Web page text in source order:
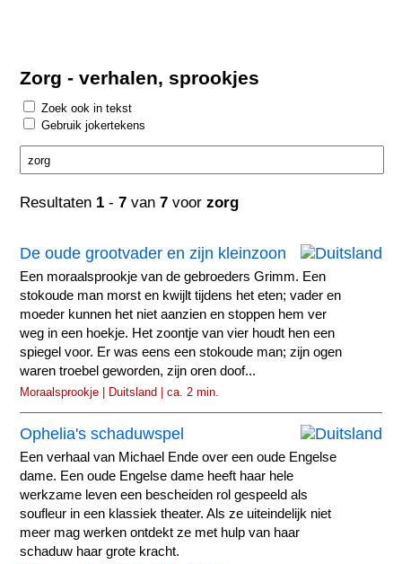
Zorg - verhalen, sprookjes
Zoek ook in tekst
Gebruik jokertekens
Resultaten 1 -7 van7 voorzorg
De oude grootvader en zijn kleinzoon
Een moraalsprookje van de gebroeders Grimm. Een
stokoude man morst en kwijlt tijdens het eten; vader en
moeder kunnen het niet aanzien en stoppen hem ver
weg in een hoekje. Het zoontje van vier houdt hen een
spiegel voor. Er was eens een stokoude man; zijn ogen
waren troebel geworden, zijn oren doof...
Moraalsprookje | Duitsland | ca. 2 min.
Ophelia's schaduwspel
Een verhaal van Michael Ende over een oude Engelse
dame. Een oude Engelse dame heeft haar hele
werkzame leven een bescheiden rol gespeeld als
soufleur in een klassiek theater. Als ze uiteindelijk niet
meer mag werken ontdekt ze met hulp van haar
schaduw haar grote kracht.